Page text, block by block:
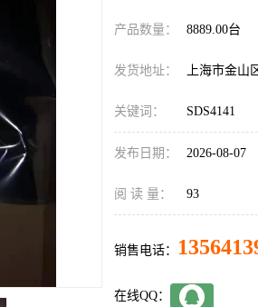
产品数量： 8889.00台
发货地址： 上海市金山
关键词： SDS4141
发布日期： 2026-08-07
阅 读 量： 93
销售电话：
在线QQ：